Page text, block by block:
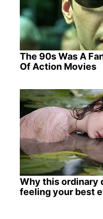
The 90s Was A
Of Action Movies
Why this ordinary
feeling your best